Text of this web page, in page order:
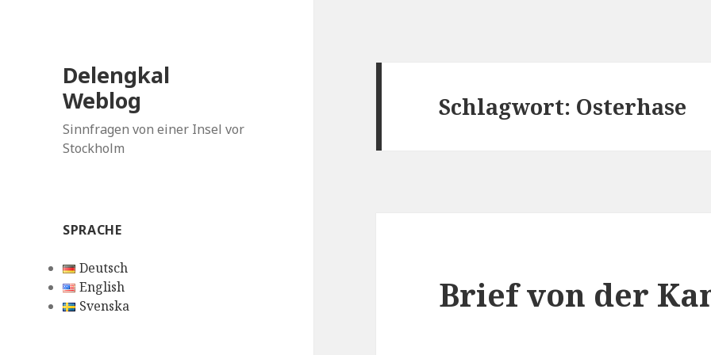
Delengkal
Weblog
Sinnfragen von einer Insel vor
Stockholm
SPRACHE
Deutsch
English
Svenska
Schlagwort: Osterhase
Brief von der